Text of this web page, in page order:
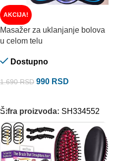
AKCIJA!
Masažer za uklanjanje bolova
u celom telu
Dostupno
1.690RSD 990 RSD
Šifra proizvoda: SH334552